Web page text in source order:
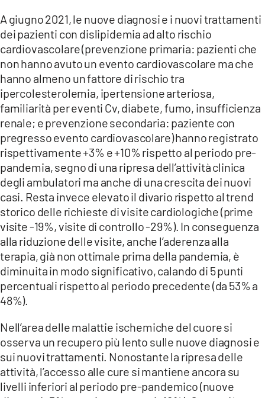
A giugno 2021, le nuove diagnosi e i nuovi trattamenti
dei pazienti con dislipidemia ad alto rischio
cardiovascolare (prevenzione primaria: pazienti che
non hanno avuto un evento cardiovascolare ma che
hanno almeno un fattore di rischio tra
ipercolesterolemia, ipertensione arteriosa,
familiarità per eventi Cv, diabete, fumo, insufficienza
renale; e prevenzione secondaria: paziente con
pregresso evento cardiovascolare) hanno registrato
rispettivamente +3% e +10% rispetto al periodo pre-
pandemia, segno di una ripresa dell’attività clinica
degli ambulatori ma anche di una crescita dei nuovi
casi. Resta invece elevato il divario rispetto al trend
storico delle richieste di visite cardiologiche (prime
visite -19%, visite di controllo -29%). In conseguenza
alla riduzione delle visite, anche l’aderenza alla
terapia, già non ottimale prima della pandemia, è
diminuita in modo significativo, calando di 5 punti
percentuali rispetto al periodo precedente (da 53% a
48%).
Nell’area delle malattie ischemiche del cuore si
osserva un recupero più lento sulle nuove diagnosi e
sui nuovi trattamenti. Nonostante la ripresa delle
attività, l’accesso alle cure si mantiene ancora su
livelli inferiori al periodo pre-pandemico (nuove